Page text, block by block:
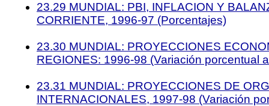
23.29 MUNDIAL: PBI, INFLACION Y
CORRIENTE, 1996-97 (Porcentajes)
23.30 MUNDIAL: PROYECCIONES
REGIONES: 1996-98 (Variación porcentual
23.31 MUNDIAL: PROYECCIONES DE
INTERNACIONALES, 1997-98 (Variación